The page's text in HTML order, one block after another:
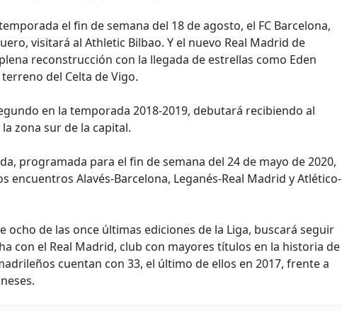
el fin de semana del 18 de agosto, el FC Barcelona,
visitará al Athletic Bilbao. Y el nuevo Real Madrid de
reconstrucción con la llegada de estrellas como Eden
del Celta de Vigo.
en la temporada 2018-2019, debutará recibiendo al
zona sur de la capital.
programada para el fin de semana del 24 de mayo de 2020,
encuentros Alavés-Barcelona, Leganés-Real Madrid y Atlético-
ocho de las once últimas ediciones de la Liga, buscará seguir
con el Real Madrid, club con mayores títulos en la historia de
cuentan con 33, el último de ellos en 2017, frente a